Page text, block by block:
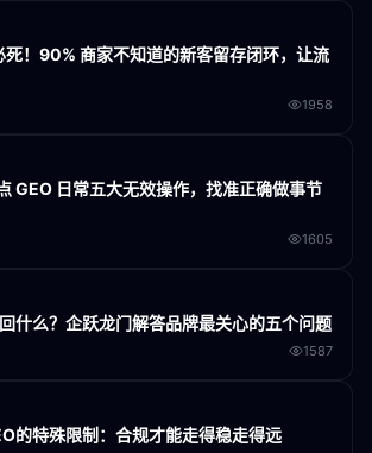
死！90% 商家不知道的新客留存闭环，让流
1958
GEO 日常五大无效操作，找准正确做事节
1605
什么？企跃龙门解答品牌最关心的五个问题
1587
的特殊限制：合规才能走得稳走得远